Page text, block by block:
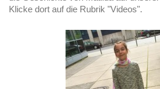
Klicke dort auf die Rubrik "Videos".